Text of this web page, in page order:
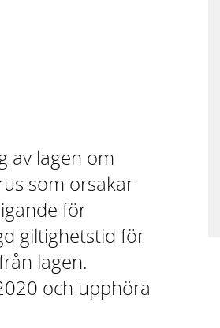
av lagen om
som orsakar
för
giltighetstid för
lagen.
och upphöra